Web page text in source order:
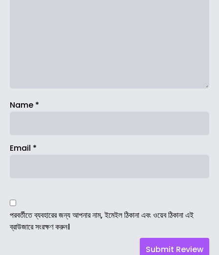
Name *
Email *
পরবর্তীতে ব্যবহারের জন্য আপনার নাম, ইমেইল ঠিকানা এবং ওয়েব ঠিকানা এই
ব্রাউজারে সংরক্ষণ করুন।